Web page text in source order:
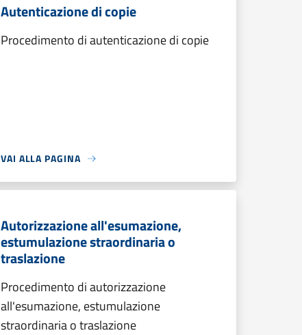
Autenticazione di copie
Procedimento di autenticazione di copie
VAI ALLA PAGINA
Autorizzazione all'esumazione,
estumulazione straordinaria o
traslazione
Procedimento di autorizzazione
all'esumazione, estumulazione
straordinaria o traslazione